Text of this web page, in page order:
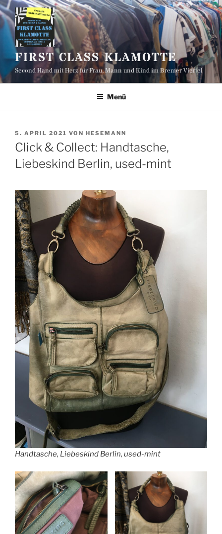
Zum
Inhalt
springen
FIRST CLASS KLAMOTTE
Second Hand mit Herz für Frau, Mann und Kind im Bremer Viertel
Menü
VERÖFFENTLICHT
AM
5. APRIL 2021 VON HESEMANN
Click & Collect: Handtasche,
Liebeskind Berlin, used-mint
Handtasche, Liebeskind Berlin, used-mint